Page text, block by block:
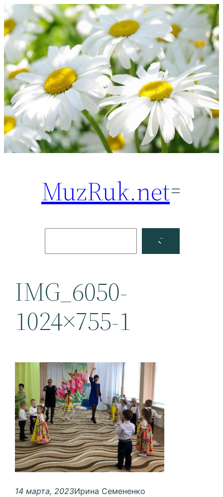
Перейти
к
содержимому
MuzRuk.net
Facebook
IMG_6050-
1024×755-1
14 марта, 2023Ирина Семененко